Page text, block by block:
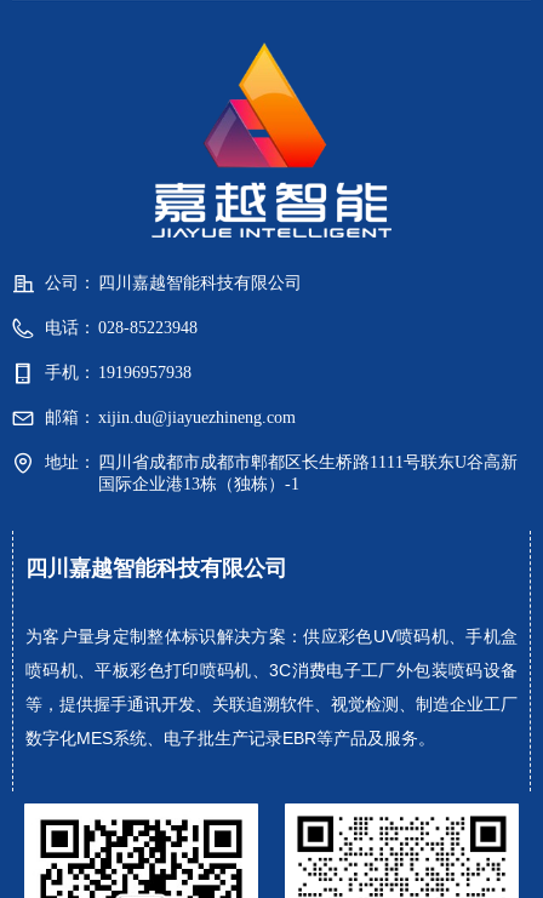
四川嘉越智能科技有限公司
为客户量身定制整体标识解决方案：供应彩色UV喷码机、手机盒
喷码机、平板彩色打印喷码机、3C消费电子工厂外包装喷码设备
等，提供握手通讯开发、关联追溯软件、视觉检测、制造企业工厂
数字化MES系统、电子批生产记录EBR等产品及服务。
公司： 四川嘉越智能科技有限公司
电话： 028-85223948
手机： 19196957938
邮箱： xijin.du@jiayuezhineng.com
地址：
四川省成都市成都市郫都区长生桥路1111号联东U谷高新
国际企业港13栋（独栋）-1